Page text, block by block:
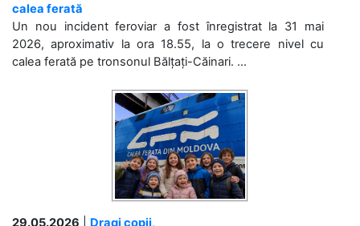
calea ferată
Un nou incident feroviar a fost înregistrat la 31 mai
2026, aproximativ la ora 18.55, la o trecere nivel cu
calea ferată pe tronsonul Bălțați-Căinari. ...
29.05.2026
Dragi copii,